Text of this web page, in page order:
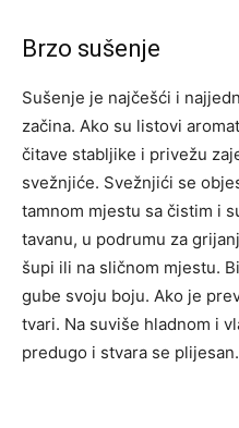
Brzo sušenje
Sušenje je najčešći i
začina. Ako su listovi
čitave stabljike i privežu
svežnjiće. Svežnjići se
tamnom mjestu sa čistim i
tavanu, u podrumu za
šupi ili na sličnom mjestu.
gube svoju boju. Ako je
tvari. Na suviše hladnom i
predugo i stvara se plijesan.